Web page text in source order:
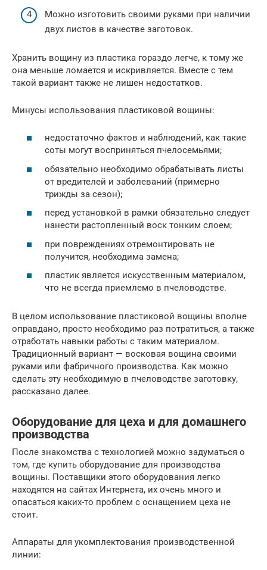
Можно изготовить своими руками при наличии
двух листов в качестве заготовок.
Хранить вощину из пластика гораздо легче, к тому же
она меньше ломается и искривляется. Вместе с тем
такой вариант также не лишен недостатков.
Минусы использования пластиковой вощины:
недостаточно фактов и наблюдений, как такие
соты могут восприняться пчелосемьями;
обязательно необходимо обрабатывать листы
от вредителей и заболеваний (примерно
трижды за сезон);
перед установкой в рамки обязательно следует
нанести растопленный воск тонким слоем;
при повреждениях отремонтировать не
получится, необходима замена;
пластик является искусственным материалом,
что не всегда приемлемо в пчеловодстве.
В целом использование пластиковой вощины вполне
оправдано, просто необходимо раз потратиться, а также
отработать навыки работы с таким материалом.
Традиционный вариант — восковая вощина своими
руками или фабричного производства. Как можно
сделать эту необходимую в пчеловодстве заготовку,
рассказано далее.
Оборудование для цеха и для домашнего
производства
После знакомства с технологией можно задуматься о
том, где купить оборудование для производства
вощины. Поставщики этого оборудования легко
находятся на сайтах Интернета, их очень много и
опасаться каких-то проблем с оснащением цеха не
стоит.
Аппараты для укомплектования производственной
линии: